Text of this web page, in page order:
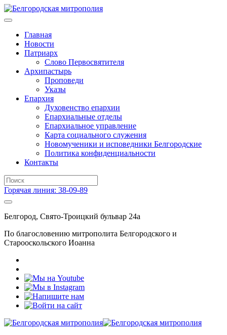
Главная
Новости
Патриарх
Слово Первосвятителя
Архипастырь
Проповеди
Указы
Епархия
Духовенство епархии
Епархиальные отделы
Епархиальное управление
Карта социального служения
Новомученики и исповедники Белгородские
Политика конфиденциальности
Контакты
Горячая линия: 38-09-89
Белгород, Свято-Троицкий бульвар 24а
По благословению митрополита Белгородского и
Старооскольского Иоанна